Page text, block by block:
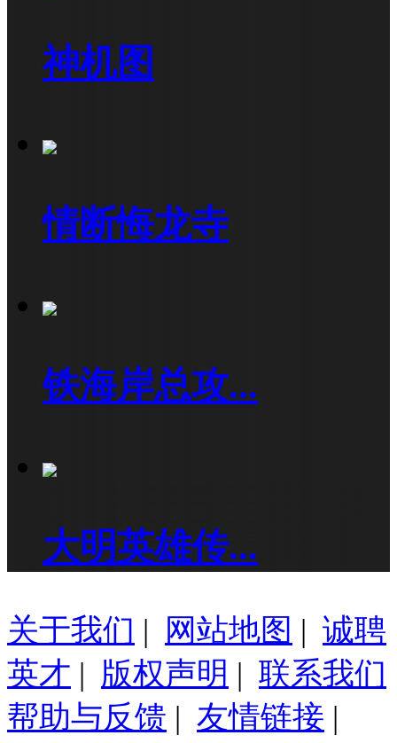
神机图
情断悔龙寺
铁海岸总攻...
大明英雄传...
关于我们 | 网站地图 | 诚聘
英才 | 版权声明 | 联系我们
帮助与反馈 | 友情链接 |